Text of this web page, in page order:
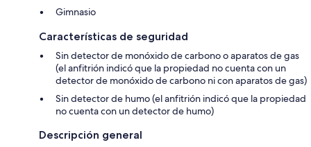
Gimnasio
Características de seguridad
Sin detector de monóxido de carbono o aparatos de gas
(el anfitrión indicó que la propiedad no cuenta con un
detector de monóxido de carbono ni con aparatos de gas)
Sin detector de humo (el anfitrión indicó que la propiedad
no cuenta con un detector de humo)
Descripción general